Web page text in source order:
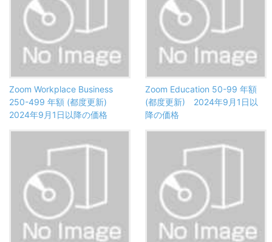
Zoom Workplace Business
250-499 年額 (都度更新)
2024年9月1日以降の価格
Zoom Education 50-99 年額
(都度更新) 2024年9月1日以
降の価格